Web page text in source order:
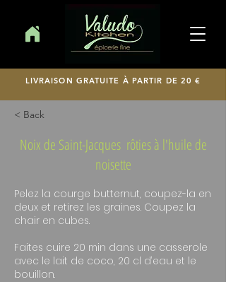
LIVRAISON GRATUITE À PARTIR DE 20 €
< Back
Noix de Saint-Jacques ​ rôties à l'huile de
noisette
Pelez la courge butternut, coupez-la en
deux et retirez les graines. Coupez la
chair en cubes.
Faites cuire 20 min dans une casserole
avec le lait de coco, 20 cl d’eau et le
bouillon.